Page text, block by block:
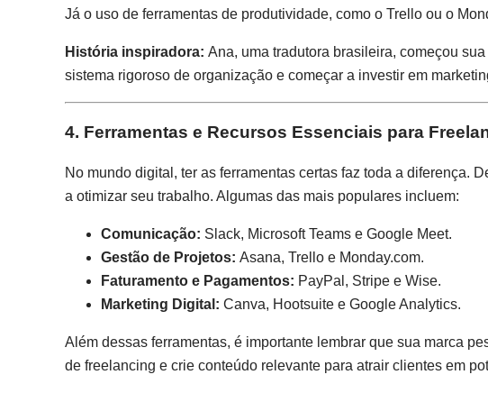
Já o uso de ferramentas de produtividade, como o Trello ou o
História inspiradora: Ana, uma tradutora brasileira, começou
sistema rigoroso de organização e começar a investir em
4. Ferramentas e Recursos Essenciais para
No mundo digital, ter as ferramentas certas faz toda a diferença.
a otimizar seu trabalho. Algumas das mais populares incluem:
Comunicação: Slack, Microsoft Teams e Google Meet.
Gestão de Projetos: Asana, Trello e Monday.com.
Faturamento e Pagamentos: PayPal, Stripe e Wise.
Marketing Digital: Canva, Hootsuite e Google Analytics.
Além dessas ferramentas, é importante lembrar que sua marca
de freelancing e crie conteúdo relevante para atrair clientes em